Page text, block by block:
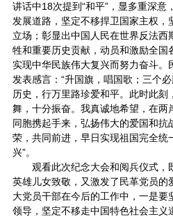
讲话中18次提到“和平”，显多重深意
发展道路，坚定不移捍卫国家主权
立场；彰显出中国人民在世界反法西
牲和重要历史贡献，动员和激励全国
实现中华民族伟大复兴而努力奋斗。
发表感言：“升国旗，唱国歌；三个
历史，行万里路珍爱和平。此时此
舞，十分振奋。我真诚地希望，在两
同胞携起手来，弘扬伟大的爱国和抗
荣，共同前进，早日实现祖国完全统
兴”。
观看此次纪念大会和阅兵仪式，
英雄儿女致敬，又激发了民革党员的
大党员干部在今后的工作中，一是要
领导，坚定不移走中国特色社会主义